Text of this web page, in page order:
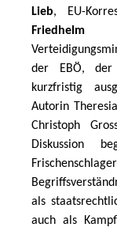
Lieb
Friedhelm
der EBÖ, der
kurzfristig
Autorin
Christoph
Diskussion
als
auch als